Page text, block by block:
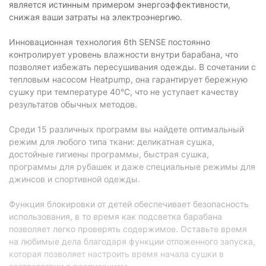
Тип управления:
электромеханическое
Отсрочка старта:
есть
Smart-управление:
отсутствует
Установка степени
есть
Настройка времени
сушки:
есть
Защита
детей:
Конструктивные особенности
Установка в
колонну:
есть
является истинным примером энергоэффективности,
снижая ваши затраты на электроэнергию.
Инновационная технология 6th SENSE постоянно
контролирует уровень влажности внутри барабана, что
позволяет избежать пересушивания одежды. В сочетании с
тепловым насосом Heatpump, она гарантирует бережную
сушку при температуре 40°C, что не уступает качеству
результатов обычных методов.
Среди 15 различных программ вы найдете оптимальный
режим для любого типа ткани: деликатная сушка,
достойные гигиены программы, быстрая сушка,
программы для рубашек и даже специальные режимы для
джинсов и спортивной одежды.
Функция блокировки от детей обеспечивает безопасность
использования, в то время как подсветка барабана
позволяет легко проверять содержимое. Оставьте время
на любимые дела благодаря функции отложенного запуска,
которая позволяет настроить время начала сушки в